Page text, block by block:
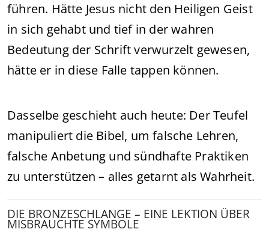
führen. Hätte Jesus nicht den Heiligen Geist
in sich gehabt und tief in der wahren
Bedeutung der Schrift verwurzelt gewesen,
hätte er in diese Falle tappen können.
Dasselbe geschieht auch heute: Der Teufel
manipuliert die Bibel, um falsche Lehren,
falsche Anbetung und sündhafte Praktiken
zu unterstützen – alles getarnt als Wahrheit.
DIE BRONZESCHLANGE – EINE LEKTION ÜBER
MISBRAUCHTE SYMBOLE